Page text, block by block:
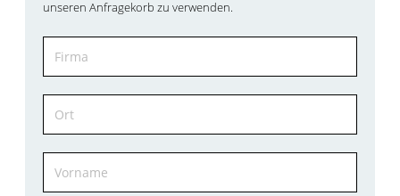
unseren Anfragekorb zu verwenden.